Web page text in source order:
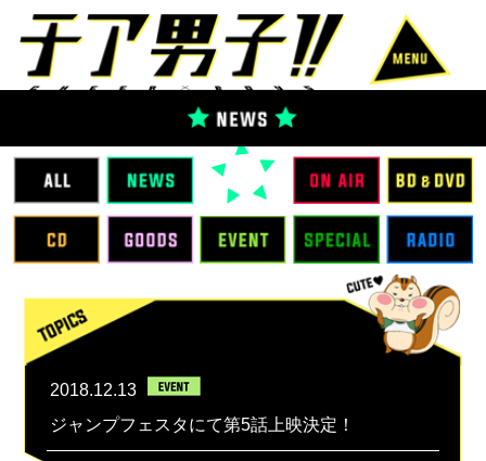
2018.12.13
ジャンプフェスタにて第5話上映決定！